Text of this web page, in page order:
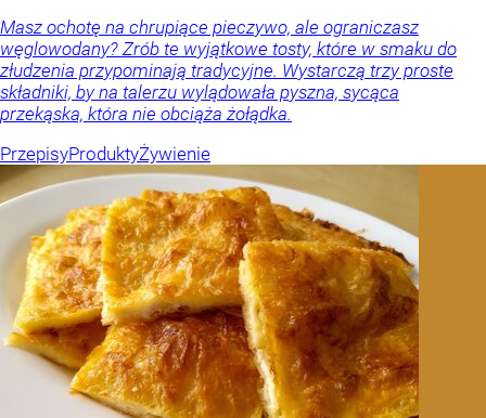
Masz ochotę na chrupiące pieczywo, ale ograniczasz
węglowodany? Zrób te wyjątkowe tosty, które w smaku do
złudzenia przypominają tradycyjne. Wystarczą trzy proste
składniki, by na talerzu wylądowała pyszna, sycąca
przekąska, która nie obciąża żołądka.
PrzepisyProduktyŻywienie